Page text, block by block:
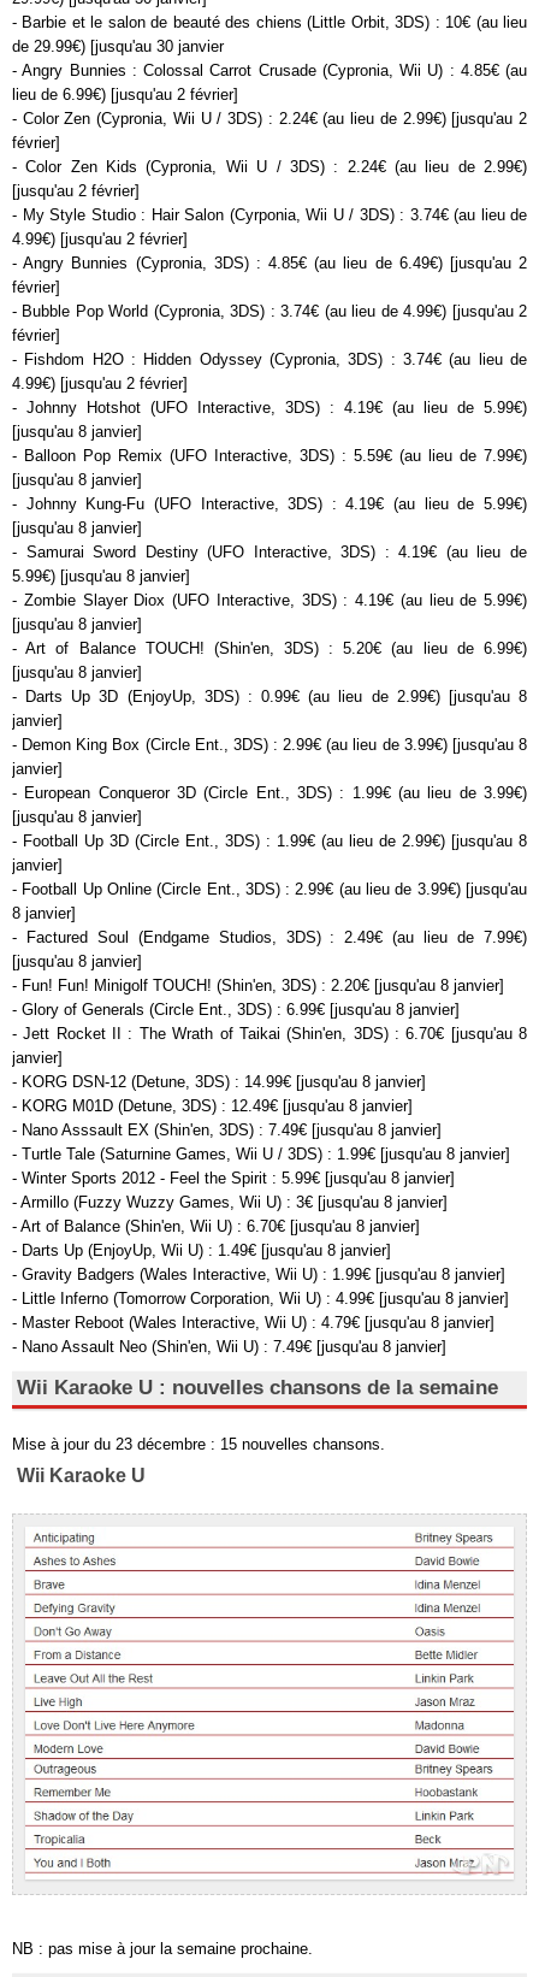
- Barbie et le salon de beauté des chiens (Little Orbit, 3DS) : 10€ (au lieu
de 29.99€) [jusqu'au 30 janvier
- Angry Bunnies : Colossal Carrot Crusade (Cypronia, Wii U) : 4.85€ (au
lieu de 6.99€) [jusqu'au 2 février]
- Color Zen (Cypronia, Wii U / 3DS) : 2.24€ (au lieu de 2.99€) [jusqu'au 2
février]
- Color Zen Kids (Cypronia, Wii U / 3DS) : 2.24€ (au lieu de 2.99€)
[jusqu'au 2 février]
- My Style Studio : Hair Salon (Cyrponia, Wii U / 3DS) : 3.74€ (au lieu de
4.99€) [jusqu'au 2 février]
- Angry Bunnies (Cypronia, 3DS) : 4.85€ (au lieu de 6.49€) [jusqu'au 2
février]
- Bubble Pop World (Cypronia, 3DS) : 3.74€ (au lieu de 4.99€) [jusqu'au 2
février]
- Fishdom H2O : Hidden Odyssey (Cypronia, 3DS) : 3.74€ (au lieu de
4.99€) [jusqu'au 2 février]
- Johnny Hotshot (UFO Interactive, 3DS) : 4.19€ (au lieu de 5.99€)
[jusqu'au 8 janvier]
- Balloon Pop Remix (UFO Interactive, 3DS) : 5.59€ (au lieu de 7.99€)
[jusqu'au 8 janvier]
- Johnny Kung-Fu (UFO Interactive, 3DS) : 4.19€ (au lieu de 5.99€)
[jusqu'au 8 janvier]
- Samurai Sword Destiny (UFO Interactive, 3DS) : 4.19€ (au lieu de
5.99€) [jusqu'au 8 janvier]
- Zombie Slayer Diox (UFO Interactive, 3DS) : 4.19€ (au lieu de 5.99€)
[jusqu'au 8 janvier]
- Art of Balance TOUCH! (Shin'en, 3DS) : 5.20€ (au lieu de 6.99€)
[jusqu'au 8 janvier]
- Darts Up 3D (EnjoyUp, 3DS) : 0.99€ (au lieu de 2.99€) [jusqu'au 8
janvier]
- Demon King Box (Circle Ent., 3DS) : 2.99€ (au lieu de 3.99€) [jusqu'au 8
janvier]
- European Conqueror 3D (Circle Ent., 3DS) : 1.99€ (au lieu de 3.99€)
[jusqu'au 8 janvier]
- Football Up 3D (Circle Ent., 3DS) : 1.99€ (au lieu de 2.99€) [jusqu'au 8
janvier]
- Football Up Online (Circle Ent., 3DS) : 2.99€ (au lieu de 3.99€) [jusqu'au
8 janvier]
- Factured Soul (Endgame Studios, 3DS) : 2.49€ (au lieu de 7.99€)
[jusqu'au 8 janvier]
- Fun! Fun! Minigolf TOUCH! (Shin'en, 3DS) : 2.20€ [jusqu'au 8 janvier]
- Glory of Generals (Circle Ent., 3DS) : 6.99€ [jusqu'au 8 janvier]
- Jett Rocket II : The Wrath of Taikai (Shin'en, 3DS) : 6.70€ [jusqu'au 8
janvier]
- KORG DSN-12 (Detune, 3DS) : 14.99€ [jusqu'au 8 janvier]
- KORG M01D (Detune, 3DS) : 12.49€ [jusqu'au 8 janvier]
- Nano Asssault EX (Shin'en, 3DS) : 7.49€ [jusqu'au 8 janvier]
- Turtle Tale (Saturnine Games, Wii U / 3DS) : 1.99€ [jusqu'au 8 janvier]
- Winter Sports 2012 - Feel the Spirit : 5.99€ [jusqu'au 8 janvier]
- Armillo (Fuzzy Wuzzy Games, Wii U) : 3€ [jusqu'au 8 janvier]
- Art of Balance (Shin'en, Wii U) : 6.70€ [jusqu'au 8 janvier]
- Darts Up (EnjoyUp, Wii U) : 1.49€ [jusqu'au 8 janvier]
- Gravity Badgers (Wales Interactive, Wii U) : 1.99€ [jusqu'au 8 janvier]
- Little Inferno (Tomorrow Corporation, Wii U) : 4.99€ [jusqu'au 8 janvier]
- Master Reboot (Wales Interactive, Wii U) : 4.79€ [jusqu'au 8 janvier]
- Nano Assault Neo (Shin'en, Wii U) : 7.49€ [jusqu'au 8 janvier]
Wii Karaoke U : nouvelles chansons de la semaine
Mise à jour du 23 décembre : 15 nouvelles chansons.
Wii Karaoke U
NB : pas mise à jour la semaine prochaine.